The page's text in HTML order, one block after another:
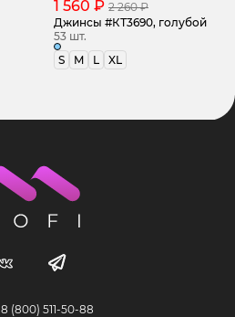
1 560 ₽ 2 260 ₽
Джинсы #КТ3690, голубой
53 шт.
S
M L XL
8 (800) 511-50-88